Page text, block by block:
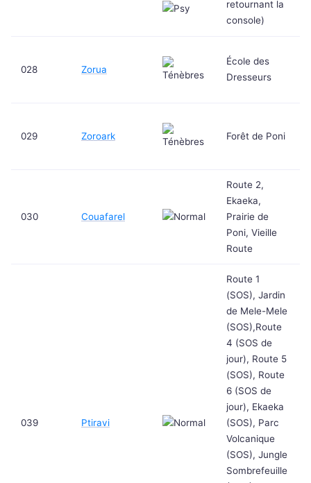
retournant la
console)
028 Zorua
École des
Dresseurs
029 Zoroark Forêt de Poni
030 Couafarel
Route 2,
Ekaeka,
Prairie de
Poni, Vieille
Route
039 Ptiravi
Route 1
(SOS), Jardin
de Mele-Mele
(SOS),Route
4 (SOS de
jour), Route 5
(SOS), Route
6 (SOS de
jour), Ekaeka
(SOS), Parc
Volcanique
(SOS), Jungle
Sombrefeuille